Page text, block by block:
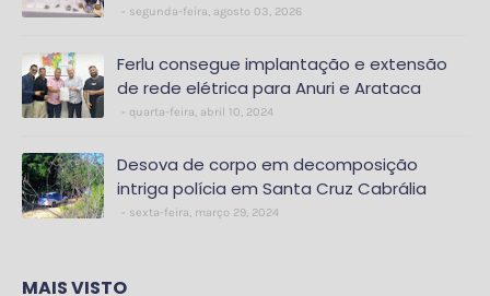
segunda-feira, agosto 03, 2026
Ferlu consegue implantação e extensão
de rede elétrica para Anuri e Arataca
quarta-feira, abril 10, 2024
Desova de corpo em decomposição
intriga polícia em Santa Cruz Cabrália
sexta-feira, março 29, 2024
MAIS VISTO